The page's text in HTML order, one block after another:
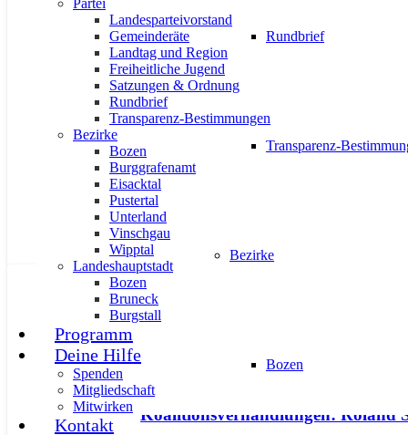
Rundbrief
Transparenz-
Bezirke
Bozen
Landesparteivorstand
Gemeinderäte
Landtag und Region
Freiheitliche Jugend
Satzungen & Ordnung
Rundbrief
Transparenz-Bestimmungen
Bezirke
Bozen
Burggrafenamt
Eisacktal
Pustertal
Unterland
Vinschgau
Wipptal
Landeshauptstadt
Bozen
Bruneck
Burgstall
Programm
Deine Hilfe
Spenden
Mitgliedschaft
Mitwirken
Kontakt
Wie wird unser Land künftig
10. Januar 2024
AKTUELLPRESSE
Koalitionsverhandlungen: Roland